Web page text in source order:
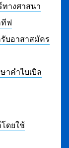
างศาสนา
ฟ
บอาสาสมัคร
าคำไบเบิล
ดยใช้